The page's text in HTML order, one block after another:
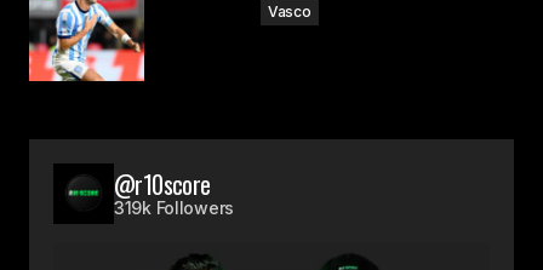
Vasco
@r10score
319k Followers